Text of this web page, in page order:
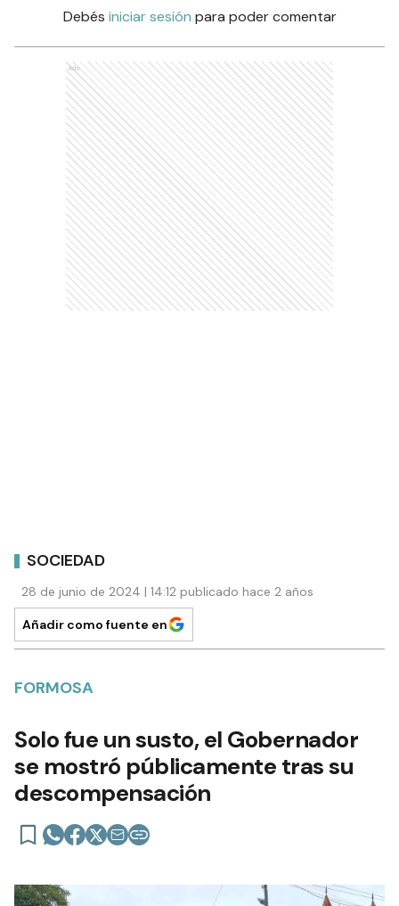
Debés iniciar sesión para poder comentar
Ads
SOCIEDAD
28 de junio de 2024 | 14:12 publicado hace 2 años
Añadir como fuente en
FORMOSA
Solo fue un susto, el Gobernador
se mostró públicamente tras su
descompensación